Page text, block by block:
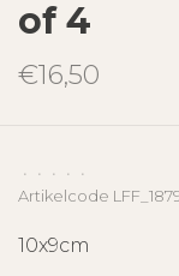
of 4
€16,50
• • • •
•
Artikelcode
10x9cm